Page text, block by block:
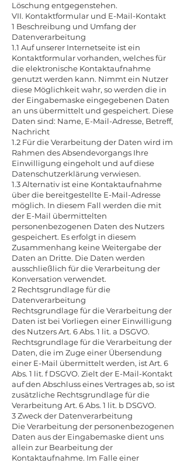
Löschung entgegenstehen.
VII. Kontaktformular und E-Mail-Kontakt
1 Beschreibung und Umfang der
Datenverarbeitung
1.1 Auf unserer Internetseite ist ein
Kontaktformular vorhanden, welches für
die elektronische Kontaktaufnahme
genutzt werden kann. Nimmt ein Nutzer
diese Möglichkeit wahr, so werden die in
der Eingabemaske eingegebenen Daten
an uns übermittelt und gespeichert. Diese
Daten sind: Name, E-Mail-Adresse, Betreff,
Nachricht
1.2 Für die Verarbeitung der Daten wird im
Rahmen des Absendevorgangs Ihre
Einwilligung eingeholt und auf diese
Datenschutzerklärung verwiesen.
1.3 Alternativ ist eine Kontaktaufnahme
über die bereitgestellte E-Mail-Adresse
möglich. In diesem Fall werden die mit
der E-Mail übermittelten
personenbezogenen Daten des Nutzers
gespeichert. Es erfolgt in diesem
Zusammenhang keine Weitergabe der
Daten an Dritte. Die Daten werden
ausschließlich für die Verarbeitung der
Konversation verwendet.
2 Rechtsgrundlage für die
Datenverarbeitung
Rechtsgrundlage für die Verarbeitung der
Daten ist bei Vorliegen einer Einwilligung
des Nutzers Art. 6 Abs. 1 lit. a DSGVO.
Rechtsgrundlage für die Verarbeitung der
Daten, die im Zuge einer Übersendung
einer E-Mail übermittelt werden, ist Art. 6
Abs. 1 lit. f DSGVO. Zielt der E-Mail-Kontakt
auf den Abschluss eines Vertrages ab, so ist
zusätzliche Rechtsgrundlage für die
Verarbeitung Art. 6 Abs. 1 lit. b DSGVO.
3 Zweck der Datenverarbeitung
Die Verarbeitung der personenbezogenen
Daten aus der Eingabemaske dient uns
allein zur Bearbeitung der
Kontaktaufnahme. Im Falle einer